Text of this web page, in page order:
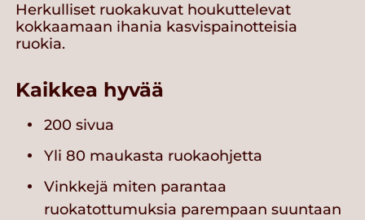
Herkulliset ruokakuvat houkuttelevat
kokkaamaan ihania kasvispainotteisia
ruokia.
Kaikkea hyvää
200 sivua
Yli 80 maukasta ruokaohjetta
Vinkkejä miten parantaa
ruokatottumuksia parempaan suuntaan